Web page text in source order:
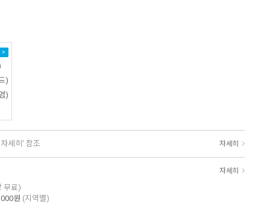
>
)
)
세히' 참조 자세히
자세히
무료)
원 (지역별)